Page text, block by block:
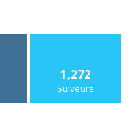
1,272
Suiveurs